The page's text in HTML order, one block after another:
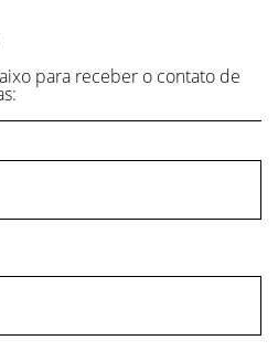
para receber o contato de